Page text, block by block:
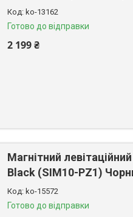
ko-13162
Готово до відправки
2 199 ₴
Магнітний
Black (SIM10-PZ1)
ko-15572
Готово до відправки